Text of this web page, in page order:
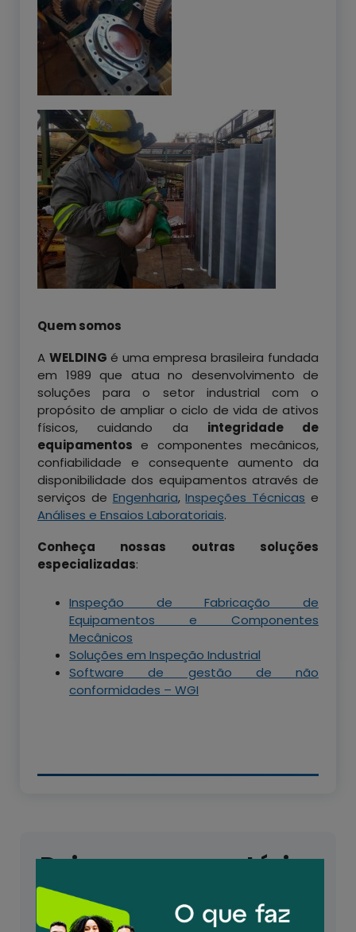
Quem somos
A WELDING é uma empresa brasileira fundada
em 1989 que atua no desenvolvimento de
soluções para o setor industrial com o
propósito de ampliar o ciclo de vida de ativos
físicos, cuidando da integridade de
equipamentos e componentes mecânicos,
confiabilidade e consequente aumento da
disponibilidade dos equipamentos através de
serviços de Engenharia,Inspeções Técnicas e
Análises e Ensaios Laboratoriais.
Conheça nossas outras soluções
especializadas:
Inspeção de Fabricação de
Equipamentos e Componentes
Mecânicos
Soluções em Inspeção Industrial
Software de gestão de não
conformidades – WGI
Deixe um comentário
O seu endereço de e-mail não será publicado.